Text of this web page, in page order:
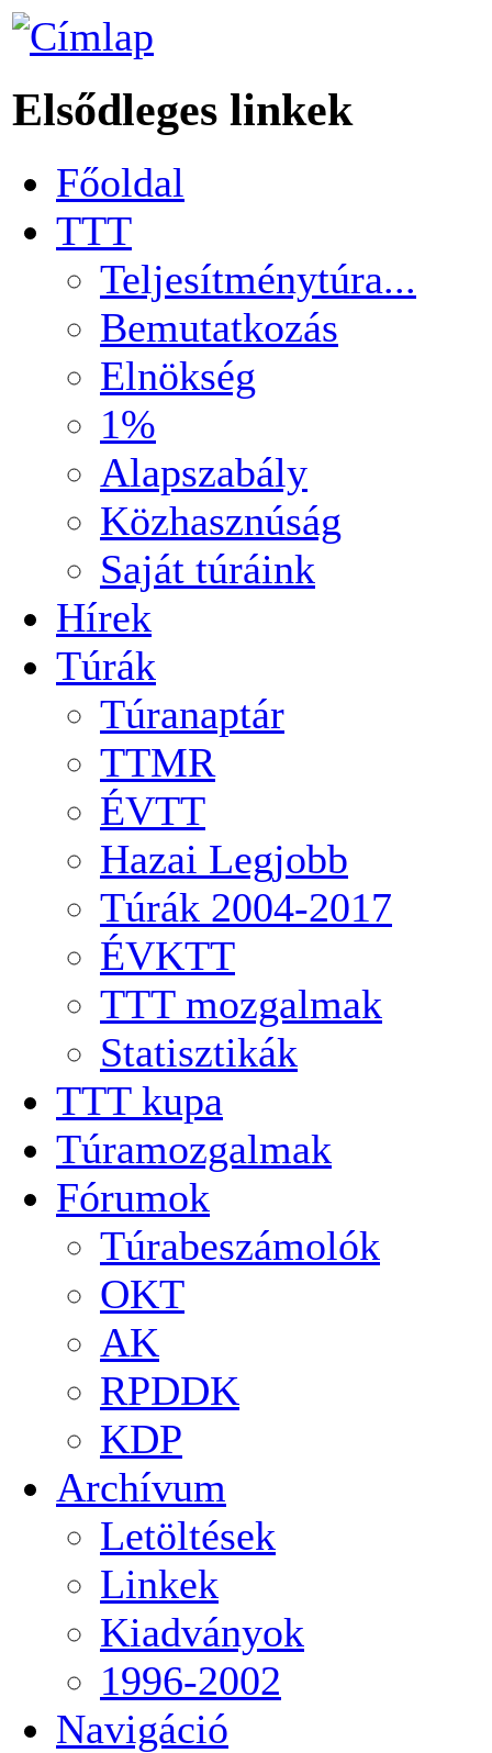
Elsődleges linkek
Főoldal
TTT
Teljesítménytúra...
Bemutatkozás
Elnökség
1%
Alapszabály
Közhasznúság
Saját túráink
Hírek
Túrák
Túranaptár
TTMR
ÉVTT
Hazai Legjobb
Túrák 2004-2017
ÉVKTT
TTT mozgalmak
Statisztikák
TTT kupa
Túramozgalmak
Fórumok
Túrabeszámolók
OKT
AK
RPDDK
KDP
Archívum
Letöltések
Linkek
Kiadványok
1996-2002
Navigáció